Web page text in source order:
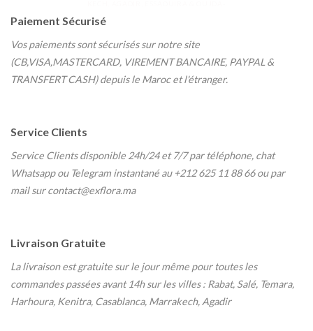
Paiement Sécurisé
Vos paiements sont sécurisés sur notre site
(CB,VISA,MASTERCARD, VIREMENT BANCAIRE, PAYPAL &
TRANSFERT CASH) depuis le Maroc et l'étranger.
Service Clients
Service Clients disponible 24h/24 et 7/7par téléphone, chat
Whatsapp ou Telegram instantané au +212 625 11 88 66 ou par
mail sur contact@exflora.ma
Livraison Gratuite
La livraison est gratuite sur le jour même pour toutes les
commandes passées avant 14h sur les villes : Rabat, Salé, Temara,
Harhoura, Kenitra, Casablanca, Marrakech, Agadir